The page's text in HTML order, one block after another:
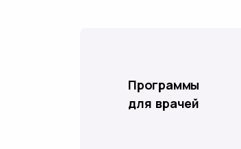
Программы
для врачей